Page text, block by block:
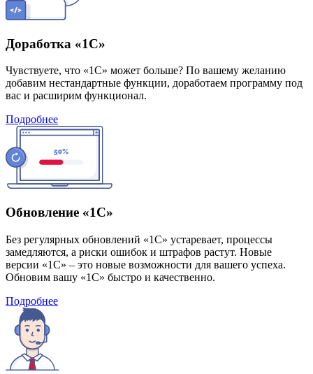
Доработка «1С»
Чувствуете, что «1С» может больше? По вашему желанию
добавим нестандартные функции, доработаем программу под
вас и расширим функционал.
Подробнее
Обновление «1С»
Без регулярных обновлений «1С» устаревает, процессы
замедляются, а риски ошибок и штрафов растут. Новые
версии «1С» – это новые возможности для вашего успеха.
Обновим вашу «1С» быстро и качественно.
Подробнее